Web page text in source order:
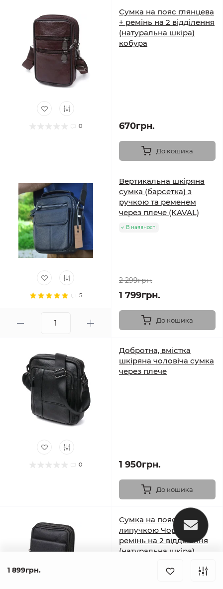
1 899грн.
0
Сумка на пояс глянцева
+ ремінь на 2 відділення
(натуральна шкіра)
кобура
670грн.
До кошика
5
Вертикальна шкіряна
сумка (барсетка) з
ручкою та ременем
через плече (KAVAL)
В наявності
2 299грн.
1 799грн.
До кошика
0
Добротна, вмістка
шкіряна чоловіча сумка
через плече
1 950грн.
До кошика
Сумка на пояс з
липучкою Чорна +
ремінь на 2 відділення
(натуральна шкіра)